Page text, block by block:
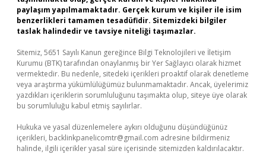
paylaşım yapılmamaktadır. Gerçek kurum ve kişiler ile isim
benzerlikleri tamamen tesadüfidir. Sitemizdeki bilgiler
taslak halindedir ve tavsiye niteliği taşımazlar.
Sitemiz, 5651 Sayılı Kanun gereğince Bilgi Teknolojileri ve İletişim
Kurumu (BTK) tarafından onaylanmış bir Yer Sağlayıcı olarak hizmet
vermektedir. Bu nedenle, sitedeki içerikleri proaktif olarak denetleme
veya araştırma yükümlülüğümüz bulunmamaktadır. Ancak, üyelerimiz
yazdıkları içeriklerin sorumluluğunu taşımakta olup, siteye üye olarak
bu sorumluluğu kabul etmiş sayılırlar.
Hukuka ve yasal düzenlemelere aykırı olduğunu düşündüğünüz
içerikleri, backlinkpanelicomtr@gmail.com adresine bildirmeniz
halinde, ilgili içerikler yasal süre içerisinde sitemizden kaldırılacaktır.